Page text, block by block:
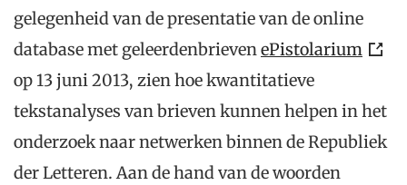
gelegenheid van de presentatie van de online
database met geleerdenbrievenePistolarium
op 13 juni 2013, zien hoe kwantitatieve
tekstanalyses van brieven kunnen helpen in het
onderzoek naar netwerken binnen de Republiek
der Letteren. Aan de hand van de woorden